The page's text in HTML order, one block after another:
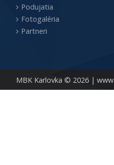
MBK Karlovka © 2026 |
Podujatia
Fotogaléria
Partneri